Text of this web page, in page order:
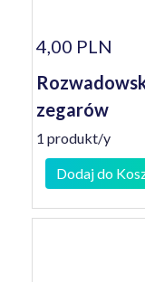
4,00 PLN
zegarów
1 produkt/y
Dodaj do